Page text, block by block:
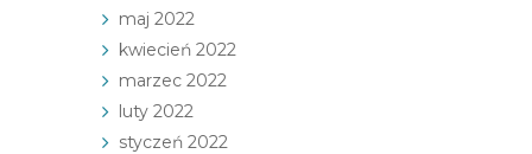
maj 2022
kwiecień 2022
marzec 2022
luty 2022
styczeń 2022